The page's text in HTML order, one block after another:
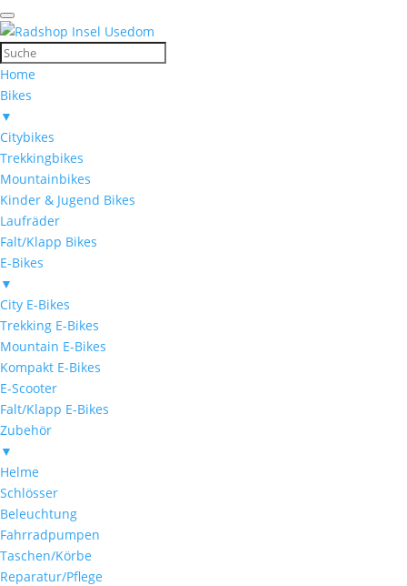
Home
Bikes
▼
Citybikes
Trekkingbikes
Mountainbikes
Kinder & Jugend Bikes
Laufräder
Falt/Klapp Bikes
E-Bikes
▼
City E-Bikes
Trekking E-Bikes
Mountain E-Bikes
Kompakt E-Bikes
E-Scooter
Falt/Klapp E-Bikes
Zubehör
▼
Helme
Schlösser
Beleuchtung
Fahrradpumpen
Taschen/Körbe
Reparatur/Pflege